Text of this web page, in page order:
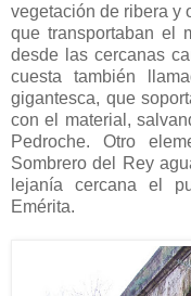
vegetación de ribera y
que transportaban el
desde las cercanas
cuesta también
gigantesca, que
con el material,
Pedroche. Otro
Sombrero del Rey
lejanía cercana el
Emérita.